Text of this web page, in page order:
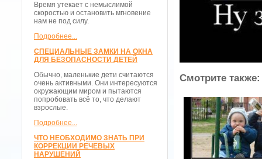
Время утекает с немыслимой
скоростью и остановить мгновение
нам не под силу.
Подробнее...
СПЕЦИАЛЬНЫЕ ЗАМКИ НА ОКНА
ДЛЯ БЕЗОПАСНОСТИ ДЕТЕЙ
Обычно, маленькие дети считаются
очень активными. Они интересуются
окружающим миром и пытаются
попробовать всё то, что делают
взрослые.
Подробнее...
ЧТО НЕОБХОДИМО ЗНАТЬ ПРИ
КОРРЕКЦИИ РЕЧЕВЫХ
НАРУШЕНИЙ
Смотрите также: